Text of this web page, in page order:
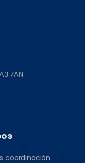
7AN
coordinación